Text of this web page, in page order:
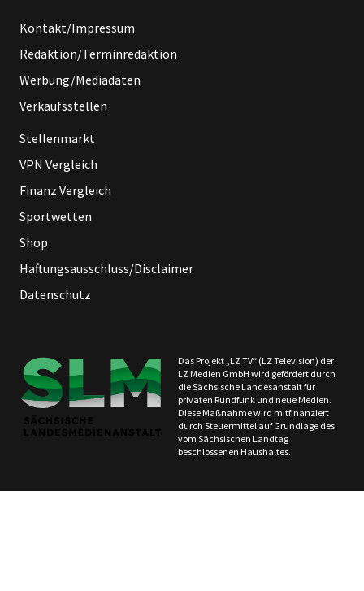
Kontakt/Impressum
Redaktion/Terminredaktion
Werbung/Mediadaten
Verkaufsstellen
Stellenmarkt
VPN Vergleich
Finanz Vergleich
Sportwetten
Shop
Haftungsausschluss/Disclaimer
Datenschutz
Das Projekt „LZ TV“ (LZ Television) der
LZ Medien GmbH wird gefördert durch
die Sächsische Landesanstalt für
privaten Rundfunk und neue Medien.
Diese Maßnahme wird mitfinanziert
durch Steuermittel auf Grundlage des
vom Sächsischen Landtag
beschlossenen Haushaltes.